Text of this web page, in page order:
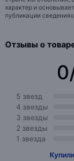
характер и
публикации сведениях
Отзывы о
5 звезд
4 звезды
3 звезды
2 звезды
1 звезда